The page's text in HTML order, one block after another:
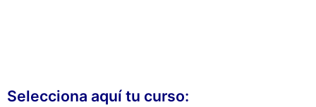
Selecciona aquí tu curso: